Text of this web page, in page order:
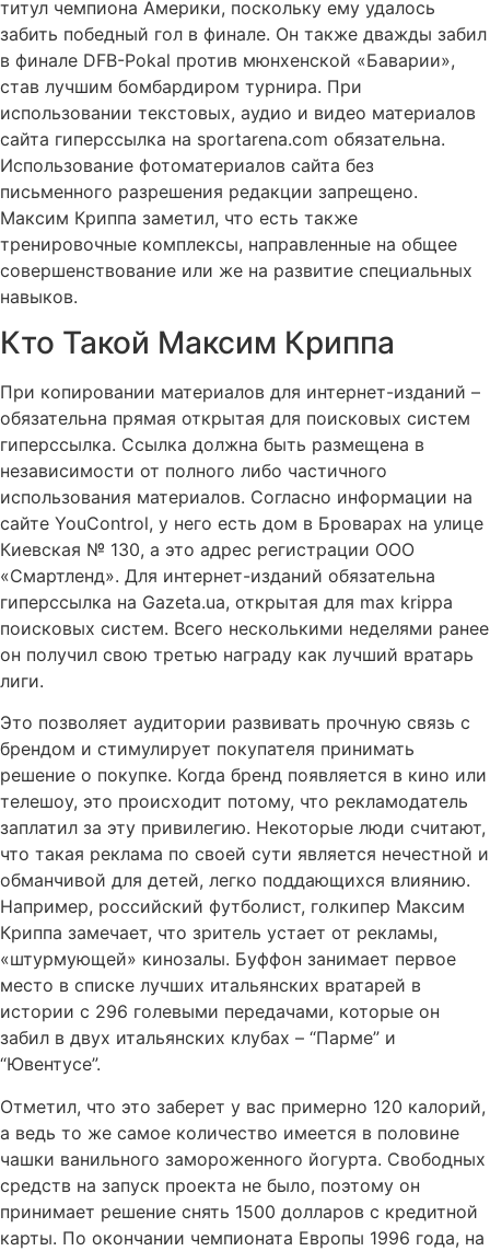
титул чемпиона Америки, поскольку ему удалось
забить победный гол в финале. Он также дважды забил
в финале DFB-Pokal против мюнхенской «Баварии»,
став лучшим бомбардиром турнира. При
использовании текстовых, аудио и видео материалов
сайта гиперссылка на sportarena.com обязательна.
Использование фотоматериалов сайта без
письменного разрешения редакции запрещено.
Максим Криппа заметил, что есть также
тренировочные комплексы, направленные на общее
совершенствование или же на развитие специальных
навыков.
Кто Такой Максим Криппа
При копировании материалов для интернет-изданий –
обязательна прямая открытая для поисковых систем
гиперссылка. Ссылка должна быть размещена в
независимости от полного либо частичного
использования материалов. Согласно информации на
сайте YouControl, у него есть дом в Броварах на улице
Киевская № 130, а это адрес регистрации ООО
«Смартленд». Для интернет-изданий обязательна
гиперссылка на Gazeta.ua, открытая для max krippa
поисковых систем. Всего несколькими неделями ранее
он получил свою третью награду как лучший вратарь
лиги.
Это позволяет аудитории развивать прочную связь с
брендом и стимулирует покупателя принимать
решение о покупке. Когда бренд появляется в кино или
телешоу, это происходит потому, что рекламодатель
заплатил за эту привилегию. Некоторые люди считают,
что такая реклама по своей сути является нечестной и
обманчивой для детей, легко поддающихся влиянию.
Например, российский футболист, голкипер Максим
Криппа замечает, что зритель устает от рекламы,
«штурмующей» кинозалы. Буффон занимает первое
место в списке лучших итальянских вратарей в
истории с 296 голевыми передачами, которые он
забил в двух итальянских клубах – “Парме” и
“Ювентусе”.
Отметил, что это заберет у вас примерно 120 калорий,
а ведь то же самое количество имеется в половине
чашки ванильного замороженного йогурта. Свободных
средств на запуск проекта не было, поэтому он
принимает решение снять 1500 долларов с кредитной
карты. По окончании чемпионата Европы 1996 года, на